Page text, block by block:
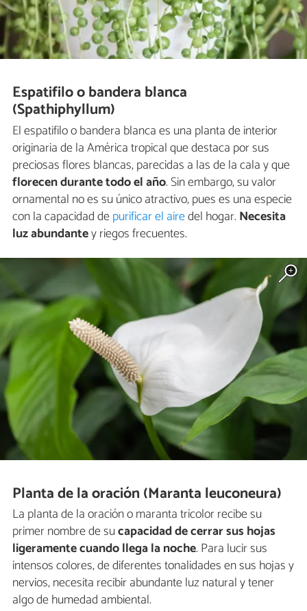
Espatifilo o bandera blanca
(Spathiphyllum)
El espatifilo o bandera blanca es una planta de interior
originaria de la América tropical que destaca por sus
preciosas flores blancas, parecidas a las de la cala y que
florecen durante todo el año. Sin embargo, su valor
ornamental no es su único atractivo, pues es una especie
con la capacidad depurificar el airedel hogar. Necesita
luz abundantey riegos frecuentes.
Planta de la oración (Maranta leuconeura)
La planta de la oración o maranta tricolor recibe su
primer nombre de sucapacidad de cerrar sus hojas
ligeramentecuando llega la noche. Para lucir sus
intensos colores, de diferentes tonalidades en sus hojas y
nervios, necesita recibir abundante luz natural y tener
algo de humedad ambiental.